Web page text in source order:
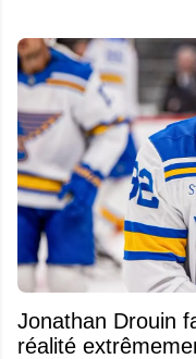
Jonathan Drouin
réalité